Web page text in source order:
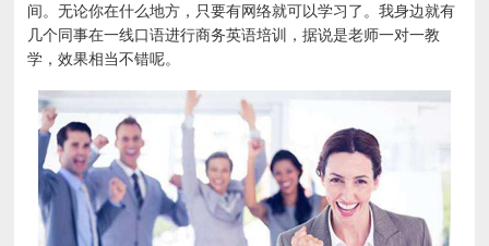
间。无论你在什么地方，只要有网络就可以学习了。我身边就有
几个同事在一线口语进行商务英语培训，据说是老师一对一教
学，效果相当不错呢。